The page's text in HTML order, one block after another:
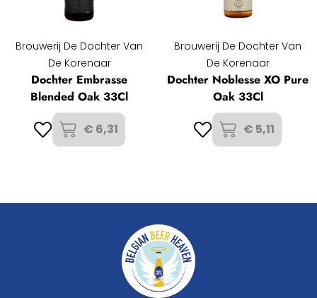
Brouwerij De Dochter Van
De Korenaar
Dochter Embrasse
Blended Oak 33Cl
€ 6,31
Brouwerij De Dochter Van
De Korenaar
Dochter Noblesse XO Pure
Oak 33Cl
€ 5,11